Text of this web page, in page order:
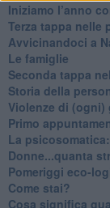
​Iniziamo l’anno
​Terza tappa nelle
​Avvicinandoci a
Le famiglie
Seconda tappa
​Storia della
Violenze di (ogni)
​Primo
La
Donne...quanta
​Pomeriggi eco-
​Come stai?
Cosa significa